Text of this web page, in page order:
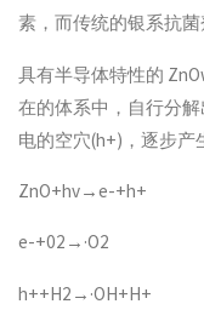
素，而传统的银系抗菌
具有半导体特性的
在的体系中，自行分
电的空穴(h+)，逐步产
ZnO+hv→e-+h+
e-+02→·O2
h++H2→·OH+H+